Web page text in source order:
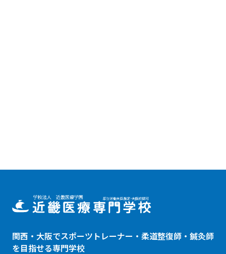
関西・大阪でスポーツトレーナー・ 柔道整復師 ・鍼灸師
を目指せる専門学校